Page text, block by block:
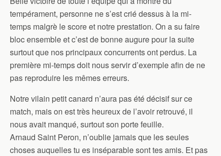
tempérament, personne ne s’est crié dessus à la mi-
temps malgrè le score et notre prestation. On a su faire
bloc ensemble et c’est de bonne augure pour la suite
surtout que nos principaux concurrents ont perdus. La
première mi-temps doit nous servir d’exemple afin de ne
pas reproduire les mêmes erreurs.
Notre vilain petit canard n’aura pas été décisif sur ce
match, mais on est très heureux de l’avoir retrouvé, il
nous avait manqué, surtout son porte feuille.
Arnaud Saint Peron, n’oublie jamais que les seules
choses auquelles tu es inséparable sont tes amis. Et pas